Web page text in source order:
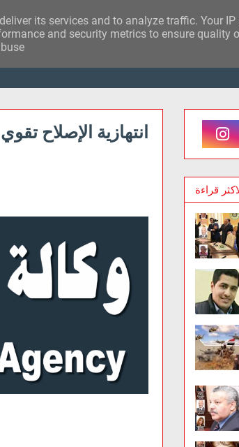
انتهازية الإصلاح
قراءة
its services and to analyze traffic. Your
and security metrics to ensure quality